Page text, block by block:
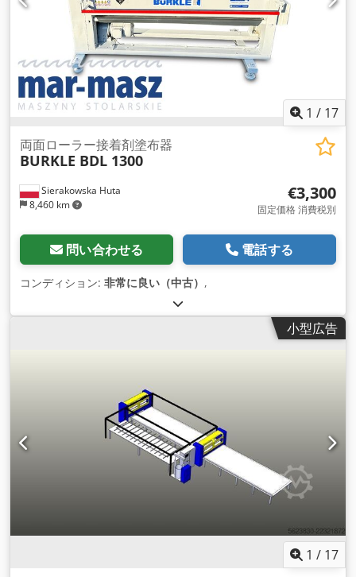
1 / 17
Sierakowska Huta
8,460 km
両面ローラー接着剤塗布器
BURKLE BDL 1300
€3,300
固定価格 消費税別
問い合わせる 電話する
コンディション: 非常に良い（中古） ,
小型広告
1 / 17